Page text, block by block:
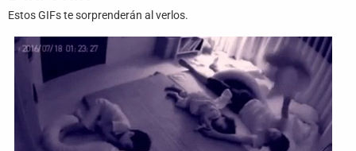
Archivo
De
Terminos
Estos GIFs te sorprenderán al verlos.